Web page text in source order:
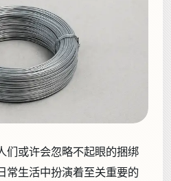
们或许会忽略不起眼的捆绑
常生活中扮演着至关重要的